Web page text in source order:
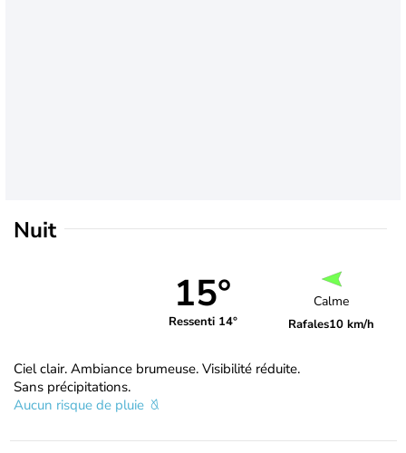
Nuit
15°
Ressenti 14°
Calme
Rafales10 km/h
Ciel clair. Ambiance brumeuse. Visibilité réduite.
Sans précipitations.
Aucun risque de pluie